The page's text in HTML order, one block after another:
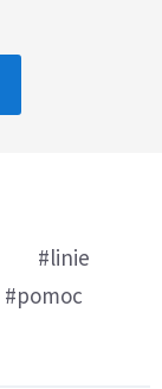
#linie
#pomoc